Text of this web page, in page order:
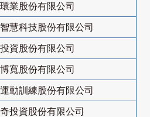
業股份有限公司
慧科技股份有限公司
資股份有限公司
寬股份有限公司
動訓練股份有限公司
投資股份有限公司